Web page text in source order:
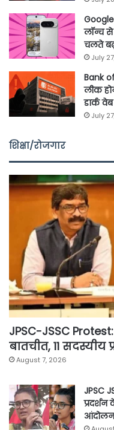
Google
लॉन्च
चलते
July
Bank
लीक
डार्क
July
शिक्षा/रोजगार
JPSC-JSSC
बातचीत, 11 सदस्यीय
August 7, 2026
JPSC
आंदोलन